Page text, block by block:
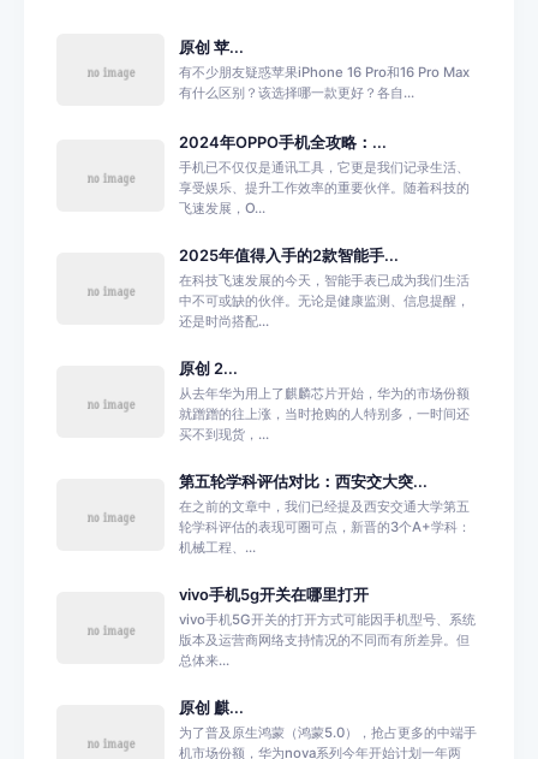
原创 苹...
有不少朋友疑惑苹果iPhone 16 Pro和16 Pro Max
有什么区别？该选择哪一款更好？各自...
2024年OPPO手机全攻略：...
手机已不仅仅是通讯工具，它更是我们记录生活、
享受娱乐、提升工作效率的重要伙伴。随着科技的
飞速发展，O...
2025年值得入手的2款智能手...
在科技飞速发展的今天，智能手表已成为我们生活
中不可或缺的伙伴。无论是健康监测、信息提醒，
还是时尚搭配...
原创 2...
从去年华为用上了麒麟芯片开始，华为的市场份额
就蹭蹭的往上涨，当时抢购的人特别多，一时间还
买不到现货，...
第五轮学科评估对比：西安交大突...
在之前的文章中，我们已经提及西安交通大学第五
轮学科评估的表现可圈可点，新晋的3个A+学科：
机械工程、...
vivo手机5g开关在哪里打开
vivo手机5G开关的打开方式可能因手机型号、系统
版本及运营商网络支持情况的不同而有所差异。但
总体来...
原创 麒...
为了普及原生鸿蒙（鸿蒙5.0），抢占更多的中端手
机市场份额，华为nova系列今年开始计划一年两